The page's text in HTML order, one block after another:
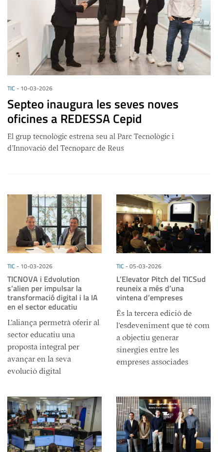
TIC - 10-03-2026
Septeo inaugura les seves noves
oficines a REDESSA Cepid
El grup tecnològic estrena seu al Parc Tecnològic i
d’Innovació del Tecnoparc de Reus
TIC - 10-03-2026
TICNOVA i Edvolution
s’alien per impulsar la
transformació digital i la IA
en el sector educatiu
L’aliança permetrà oferir al
sector educatiu una
proposta integral per
avançar en la seva
evolució digital
TIC -05-03-2026
L’Elevator Pitch del TICSud
reuneix a més d’una
vintena d’empreses
És la tercera edició de
l’esdeveniment que té com
a objectiu generar
sinergies entre les
empreses associades